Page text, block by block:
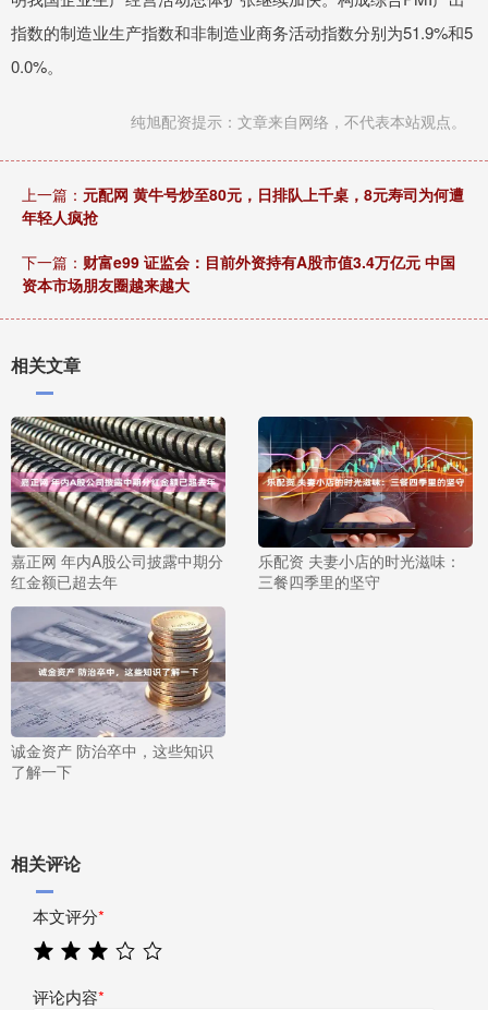
指数的制造业生产指数和非制造业商务活动指数分别为51.9%和5
0.0%。
纯旭配资提示：文章来自网络，不代表本站观点。
上一篇： 元配网 黄牛号炒至80元，日排队上千桌，8元寿司为何遭
年轻人疯抢
下一篇： 财富e99 证监会：目前外资持有A股市值3.4万亿元 中国
资本市场朋友圈越来越大
相关文章
嘉正网 年内A股公司披露中期分
红金额已超去年
乐配资 夫妻小店的时光滋味：
三餐四季里的坚守
诚金资产 防治卒中，这些知识
了解一下
相关评论
本文评分*
评论内容*